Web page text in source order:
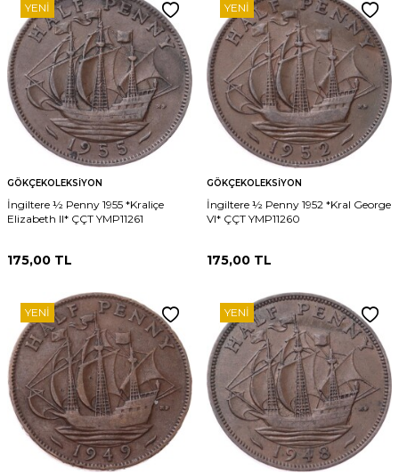
YENI
GÖKÇEKOLEKSIYON
İngiltere ½ Penny 1955 *Kraliçe
Elizabeth II* ÇÇT YMP11261
175,00 TL
YENI
GÖKÇEKOLEKSIYON
İngiltere ½ Penny 1952 *Kral George
VI* ÇÇT YMP11260
175,00 TL
YENI YENI